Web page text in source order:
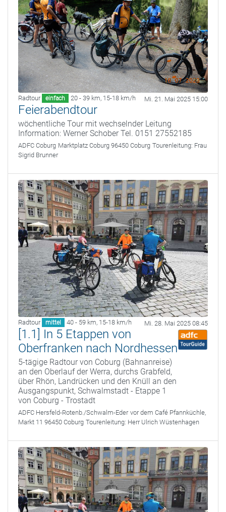
Radtour einfach 20 - 39 km, 15-18 km/h Mi. 21. Mai 2025 15:00
Feierabendtour
wöchentliche Tour mit wechselnder Leitung
Information: Werner Schober Tel. 0151 27552185
ADFC Coburg Marktplatz Coburg 96450 Coburg Tourenleitung: Frau
Sigrid Brunner
Radtour mittel 40 - 59 km, 15-18 km/h Mi. 28. Mai 2025 08:45
[1.1] In 5 Etappen von
Oberfranken nach Nordhessen
5-tägige Radtour von Coburg (Bahnanreise)
an den Oberlauf der Werra, durchs Grabfeld,
über Rhön, Landrücken und den Knüll an den
Ausgangspunkt, Schwalmstadt - Etappe 1
von Coburg - Trostadt
ADFC Hersfeld-Rotenb./Schwalm-Eder vor dem Café Pfannküchle,
Markt 11 96450 Coburg Tourenleitung: Herr Ulrich Wüstenhagen